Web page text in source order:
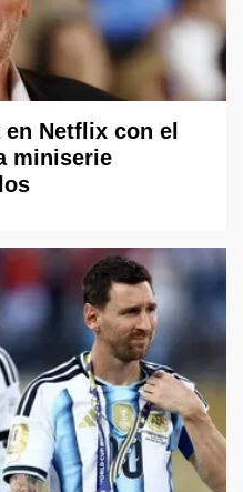
Netflix con el
miniserie